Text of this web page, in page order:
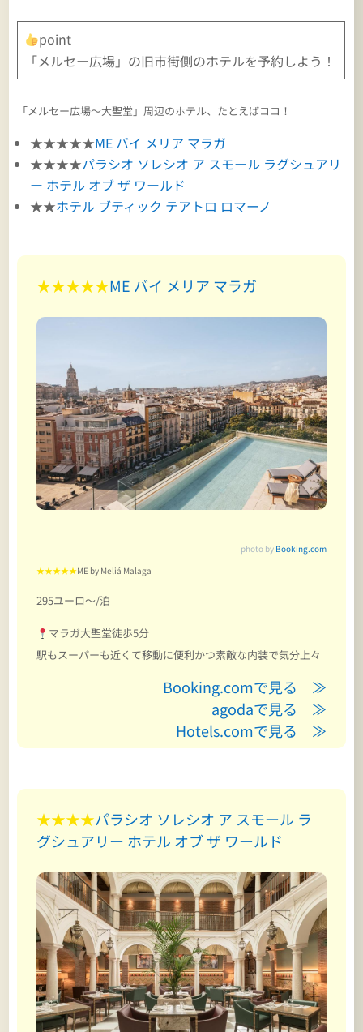
point
「メルセー広場」の旧市街側のホテルを予約しよう！
「メルセー広場～大聖堂」周辺のホテル、たとえばココ！
★★★★★ME バイ メリア マラガ
★★★★パラシオ ソレシオ ア スモール ラグシュアリ
ー ホテル オブ ザ ワールド
★★ホテル ブティック テアトロ ロマーノ
★★★★★ME バイ メリア マラガ
photo by Booking.com
★★★★★ME by Meliá Malaga
295ユーロ～/泊
マラガ大聖堂徒歩5分
駅もスーパーも近くて移動に便利かつ素敵な内装で気分上々
Booking.comで見る ≫
agodaで見る ≫
Hotels.comで見る ≫
★★★★パラシオ ソレシオ ア スモール ラ
グシュアリー ホテル オブ ザ ワールド